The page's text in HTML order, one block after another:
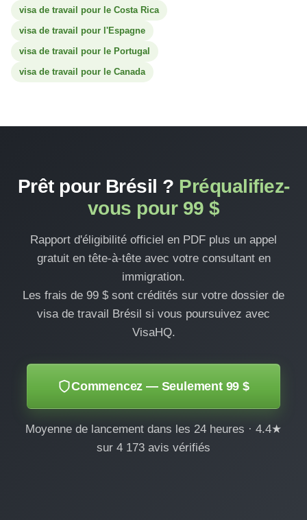
visa de travail pour le Costa Rica
visa de travail pour l'Espagne
visa de travail pour le Portugal
visa de travail pour le Canada
Prêt pour Brésil ? Préqualifiez-
vous pour 99 $
Rapport d'éligibilité officiel en PDF plus un appel
gratuit en tête-à-tête avec votre consultant en
immigration.
Les frais de 99 $ sont crédités sur votre dossier de
visa de travail Brésil si vous poursuivez avec
VisaHQ.
Commencez — Seulement 99 $
Moyenne de lancement dans les 24 heures · 4.4★
sur 4 173 avis vérifiés